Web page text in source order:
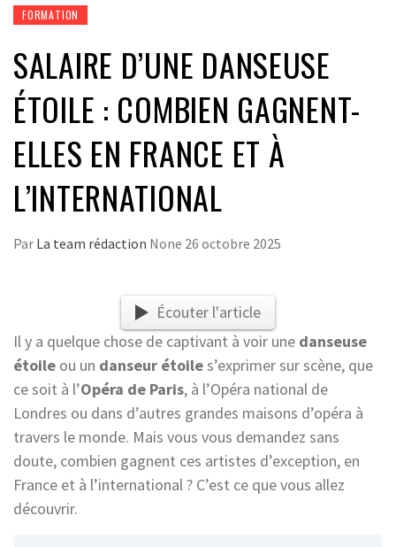
FORMATION
SALAIRE D’UNE DANSEUSE
ÉTOILE : COMBIEN GAGNENT-
ELLES EN FRANCE ET À
L’INTERNATIONAL
Par La team rédaction None 26 octobre 2025
Écouter l'article
Il y a quelque chose de captivant à voir une danseuse
étoile ou un danseur étoiles’exprimer sur scène, que
ce soit à l’Opéra de Paris, à l’Opéra national de
Londres ou dans d’autres grandes maisons d’opéra à
travers le monde. Mais vous vous demandez sans
doute, combien gagnent ces artistes d’exception, en
France et à l’international ? C’est ce que vous allez
découvrir.